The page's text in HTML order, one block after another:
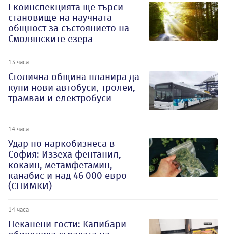
Екоинспекцията ще търси
становище на научната
общност за състоянието на
Смолянските езера
13 часа
Столична община планира да
купи нови автобуси, тролеи,
трамваи и електробуси
14 часа
Удар по наркобизнеса в
София: Иззеха фентанил,
кокаин, метамфетамин,
канабис и над 46 000 евро
(СНИМКИ)
14 часа
Неканени гости: Капибари